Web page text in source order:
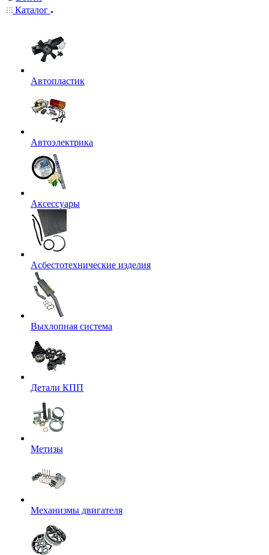
Каталог
Автопластик
Автоэлектрика
Аксессуары
Асбестотехнические изделия
Выхлопная система
Детали КПП
Метизы
Механизмы двигателя